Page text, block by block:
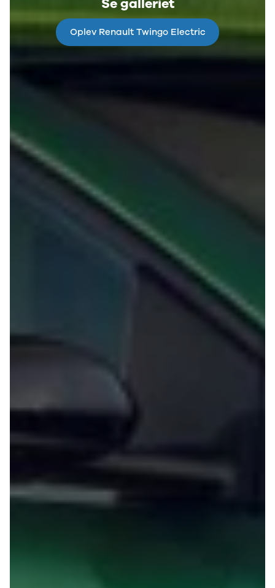
Se galleriet
Oplev Renault Twingo Electric